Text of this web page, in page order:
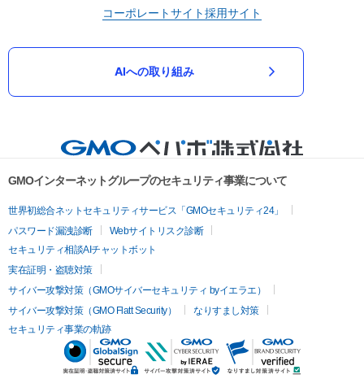
コーポレートサイト採用サイト
AIへの取り組み
GMOインターネットグループのセキュリティ事業について
世界初総合ネットセキュリティサービス「GMOセキュリティ24」
パスワード漏洩診断
Webサイトリスク診断
セキュリティ相談AIチャットボット
実在証明・盗聴対策
サイバー攻撃対策（GMOサイバーセキュリティ byイエラエ）
サイバー攻撃対策（GMO Flatt Security）
なりすまし対策
セキュリティ事業の軌跡